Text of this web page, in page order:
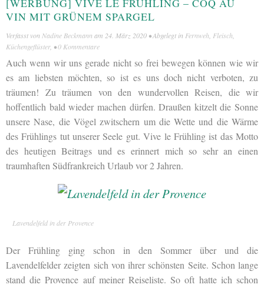
[WERBUNG] VIVE LE FRÜHLING – COQ AU
VIN MIT GRÜNEM SPARGEL
Verfasst von Nadine Beckmann am 24. März 2020 • Abgelegt in Fernweh Fleisch
Küchengeflüster, •0 Kommentare
Auch wenn wir uns gerade nicht so frei bewegen können wie wir
es am liebsten möchten, so ist es uns doch nicht verboten, zu
träumen! Zu träumen von den wundervollen Reisen, die wir
hoffentlich bald wieder machen dürfen. Draußen kitzelt die Sonne
unsere Nase, die Vögel zwitschern um die Wette und die Wärme
des Frühlings tut unserer Seele gut. Vive le Frühling ist das Motto
des heutigen Beitrags und es erinnert mich so sehr an einen
traumhaften Südfrankreich Urlaub vor 2 Jahren.
Lavendelfeld in der Provence
Der Frühling ging schon in den Sommer über und die
Lavendelfelder zeigten sich von ihrer schönsten Seite. Schon lange
stand die Provence auf meiner Reiseliste. So oft hatte ich schon